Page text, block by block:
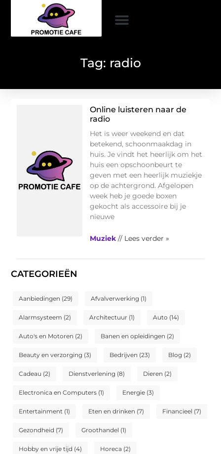
Tag: radio
CATEGORIEËN
Aanbiedingen (29) Afvalverwerking (1)
Alarmsysteem (2) Architectuur (1) Auto (14)
Auto's en Motoren (2) Banen en opleidingen (2)
Beauty en verzorging (3) Bedrijven (23) Blog (2)
Cadeau (2) Dienstverlening (8) Dieren (2)
Electronica en Computers (1) Energie (3)
Entertainment (1) Eten en drinken (7) Financieel (7)
Gezondheid (7) Groothandel (1)
Hobby en vrije tijd (4) Horeca (2)
Online luisteren naar de
radio
Het is weer weekend en dat
betekend, schoonmaakdag in
huis. Je vindt het heerlijk om het
huis een opschoonbeurt te
geven met een heerlijk muziekje
op de achtergrond. Afgelopen
week heb je goede boxen
gekocht als accessoire bij je
nieuwe
Muziek // Lees verder »